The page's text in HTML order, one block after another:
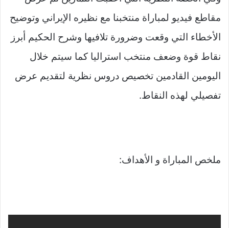
مقاطع فيديو لمباراة منتخبنا مع نظيره الإيراني وتوضيح
الأخطاء التي وقعت وضرورة تلافيها وشرح الحكيم أبرز
نقاط قوة وضعف منتخب استراليا كما سيتم خلال
اليومين القادمين تخصيص دروس نظرية لتقديم عرض
تفصيلي لهذه النقاط.
ملخص المباراة و الأهداف: